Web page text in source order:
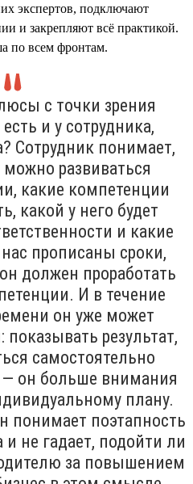
экспертов, подключают
и закрепляют всё практикой.
по всем фронтам.
с точки зрения
и у сотрудника,
Сотрудник понимает,
можно развиваться
какие компетенции
какой у него будет
и какие
прописаны сроки,
должен проработать
И в течение
он уже может
показывать результат,
самостоятельно
он больше внимания
плану.
понимает поэтапность
и не гадает, подойти ли
за повышением